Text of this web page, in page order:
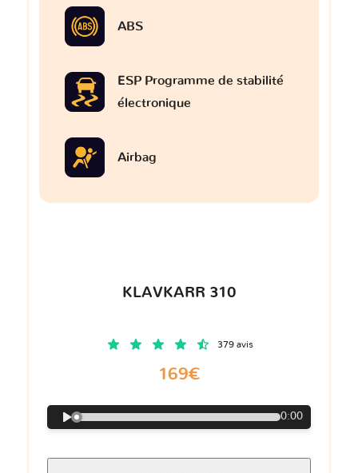
ABS
ESP Programme de stabilité
électronique
Airbag
KLAVKARR 310
379 avis
169€
0:00